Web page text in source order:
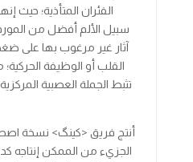
الفئران المتأذية؛ حيث
سبيل الألم أفضل من
آثار غير مرغوب بها على
القلب أو الوظيفة
تثبط الجملة العصبية
أنتج فريق <كينگ> نسخة
الجزيء من الممكن إنتاجه